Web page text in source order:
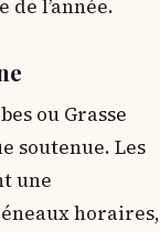
l’année.
ou Grasse
soutenue. Les
une
horaires,